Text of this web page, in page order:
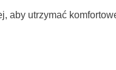
aby utrzymać